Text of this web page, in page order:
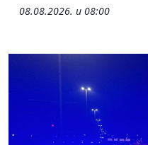
08.08.2026. u 08:00